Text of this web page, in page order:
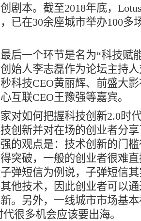
剧本。截至2018年底，
已在30余座城市举办100多
一个环节是名为“科技赋
始人李志磊作为论坛主持
科技CEO黄丽辉、前盛大
互联CEO王豫强等嘉宾。
如何把握科技创新2.0时
创新并对在场的创业者分
的观点是：技术创新的门
突破，一般的创业者很难
弹短信为例说，子弹短信
他技术，因此创业者可以
。另外，一线城市市场基
很多机会应该要出海。